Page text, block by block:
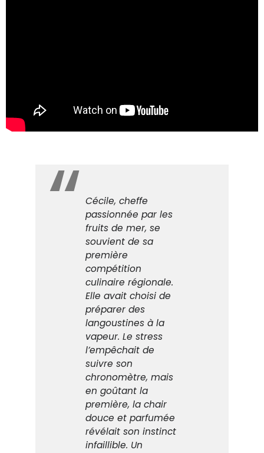
Cécile, cheffe
passionnée par les
fruits de mer, se
souvient de sa
première
compétition
culinaire régionale.
Elle avait choisi de
préparer des
langoustines à la
vapeur. Le stress
l’empêchait de
suivre son
chronomètre, mais
en goûtant la
première, la chair
douce et parfumée
révélait son instinct
infaillible. Un